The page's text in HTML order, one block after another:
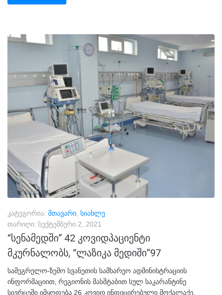
კატეგორია: მთავარი სიახლე
თარიღი: სექტემბერი 2, 2021
“სენამედში” 42 კოვიდპაციენტი
მკურნალობს, “ლაზიკა მედიში”97
სამეგრელო-ზემო სვანეთის სამხარეო ადმინისტრაციის
ინფორმაციით, რეგიონის მასშტაბით სულ საკარანტინე
სივრცეში იმყოფება 26 კოვიდ ინფიცირებული მოქალაქე.